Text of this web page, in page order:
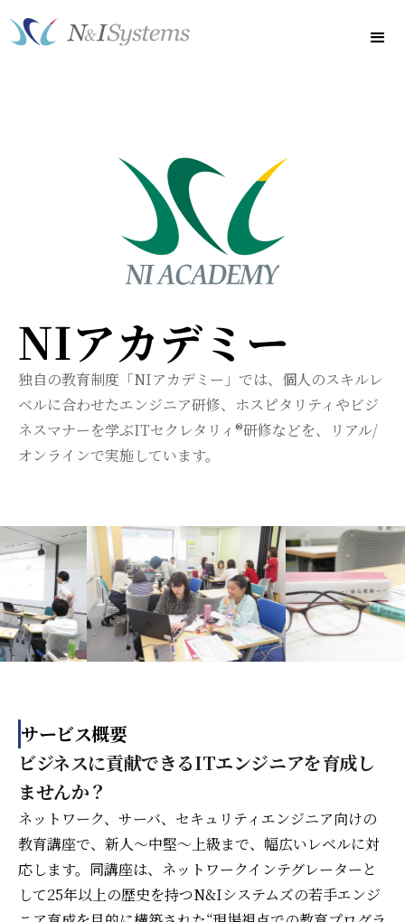
NIアカデミー
独自の教育制度「NIアカデミー」では、個人のスキルレ
ベルに合わせたエンジニア研修、ホスピタリティやビジ
ネスマナーを学ぶITセクレタリィ®研修などを、リアル/
オンラインで実施しています。
サービス概要
ビジネスに貢献できるITエンジニアを育成し
ませんか？
ネットワーク、サーバ、セキュリティエンジニア向けの
教育講座で、新人～中堅～上級まで、幅広いレベルに対
応します。同講座は、ネットワークインテグレーターと
して25年以上の歴史を持つN&Iシステムズの若手エンジ